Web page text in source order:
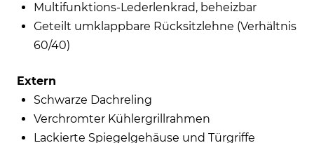
Multifunktions-Lederlenkrad, beheizbar
Geteilt umklappbare Rücksitzlehne (Verhältnis
60/40)
Extern
Schwarze Dachreling
Verchromter Kühlergrillrahmen
Lackierte Spiegelgehäuse und Türgriffe